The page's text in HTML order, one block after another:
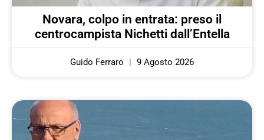
Novara, colpo in entrata: preso il
centrocampista Nichetti dall’Entella
Guido Ferraro 9 Agosto 2026